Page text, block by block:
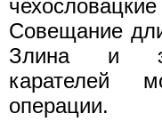
Совещание
Злина и
карателей
операции.